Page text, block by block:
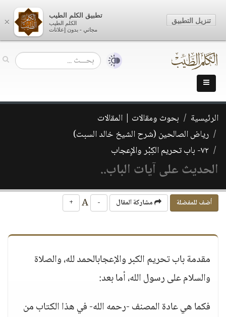
الرئيسية
بحوث ومقالات | المقالات
رياض الصالحين (شرح الشيخ خالد السبت)
٧٢- باب تحريم الكِبْر والإِعجاب
الحديث على آيات الباب..
أضف للمفضلة مشاركة المقال -
+
مقدمة باب تحريم الكبر والإعجابالحمد لله، والصلاة
والسلام على رسول الله، أما بعد:
فكما هي عادة المصنف -رحمه الله- في هذا الكتاب من
×
تطبيق الكلم الطيب
الكلم الطيب
مجاني - بدون إعلانات
تنزيل التطبيق